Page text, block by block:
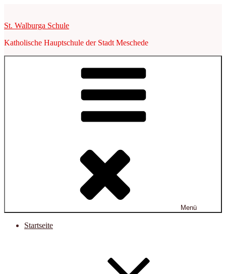
springen
St. Walburga Schule
Katholische Hauptschule der Stadt Meschede
Menü
Startseite